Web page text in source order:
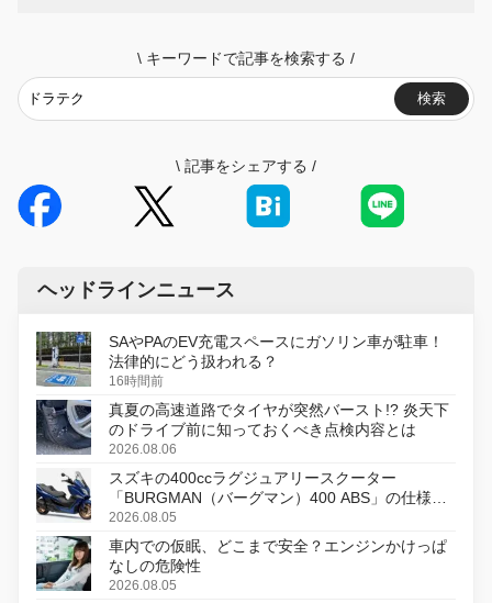
\ キーワードで記事を検索する /
検索
\ 記事をシェアする /
ヘッドラインニュース
SAやPAのEV充電スペースにガソリン車が駐車！
法律的にどう扱われる？
16時間前
真夏の高速道路でタイヤが突然バースト!? 炎天下
のドライブ前に知っておくべき点検内容とは
2026.08.06
スズキの400ccラグジュアリースクーター
「BURGMAN（バーグマン）400 ABS」の仕様を
変更し、8月18日に発売
2026.08.05
車内での仮眠、どこまで安全？エンジンかけっぱ
なしの危険性
2026.08.05